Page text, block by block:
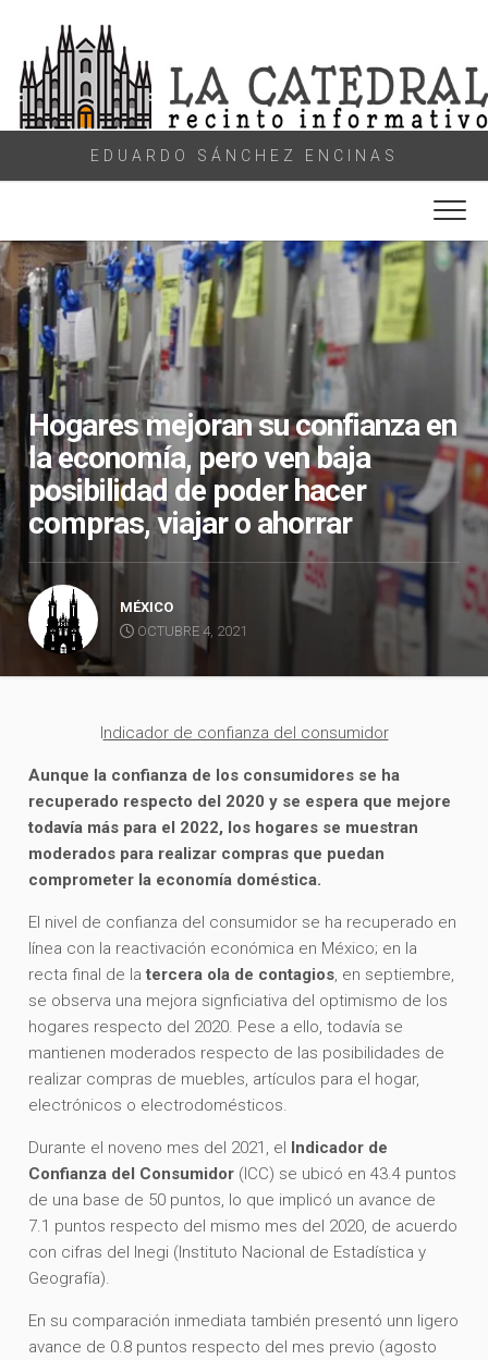
content
EDUARDO SÁNCHEZ ENCINAS
Hogares mejoran su confianza en
la economía, pero ven baja
posibilidad de poder hacer
compras, viajar o ahorrar
MÉXICO
OCTUBRE 4, 2021
Indicador de confianza del consumidor
Aunque la confianza de los consumidores se ha
recuperado respecto del 2020 y se espera que mejore
todavía más para el 2022, los hogares se muestran
moderados para realizar compras que puedan
comprometer la economía doméstica.
El nivel de confianza del consumidor se ha recuperado en
línea con la reactivación económica en México; en la
recta final de la tercera ola de contagios, en septiembre,
se observa una mejora signficiativa del optimismo de los
hogares respecto del 2020. Pese a ello, todavía se
mantienen moderados respecto de las posibilidades de
realizar compras de muebles, artículos para el hogar,
electrónicos o electrodomésticos.
Durante el noveno mes del 2021, el Indicador de
Confianza del Consumidor (ICC) se ubicó en 43.4 puntos
de una base de 50 puntos, lo que implicó un avance de
7.1 puntos respecto del mismo mes del 2020, de acuerdo
con cifras del Inegi (Instituto Nacional de Estadística y
Geografía).
En su comparación inmediata también presentó unn ligero
avance de 0.8 puntos respecto del mes previo (agosto